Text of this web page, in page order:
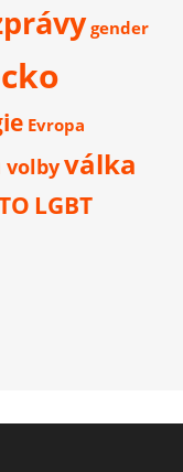
gender
Evropa
volbyválka
LGBT